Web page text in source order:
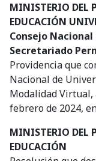
MINISTERIO DEL
EDUCACIÓN
Consejo
Secretariado
Providencia que
Nacional de
Modalidad Virtual,
febrero de 2024,
MINISTERIO DEL
EDUCACIÓN